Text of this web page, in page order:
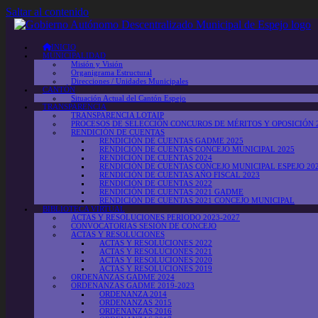
Saltar al contenido
INICIO
MUNICIPALIDAD
Misión y Visión
Organigrama Estructural
Direcciones / Unidades Municipales
CANTÓN
Situación Actual del Cantón Espejo
TRANSPARENCIA
TRANSPARENCIA LOTAIP
PROCESOS DE SELECCIÓN CONCUROS DE MÉRITOS Y OPOSICIÓN
RENDICIÓN DE CUENTAS
RENDICIÓN DE CUENTAS GADME 2025
RENDICIÓN DE CUENTAS CONCEJO MUNICIPAL 2025
RENDICIÓN DE CUENTAS 2024
RENDICIÓN DE CUENTAS CONCEJO MUNICIPAL ESPEJO
RENDICIÓN DE CUENTAS AÑO FISCAL 2023
RENDICIÓN DE CUENTAS 2022
RENDICIÓN DE CUENTAS 2021 GADME
RENDICIÓN DE CUENTAS 2021 CONCEJO MUNICIPAL
BIBLIOTECA VIRTUAL
ACTAS Y RESOLUCIONES PERIODO 2023-2027
CONVOCATORIAS SESIÓN DE CONCEJO
ACTAS Y RESOLUCIONES
ACTAS Y RESOLUCIONES 2022
ACTAS Y RESOLUCIONES 2021
ACTAS Y RESOLUCIONES 2020
ACTAS Y RESOLUCIONES 2019
ORDENANZAS GADME 2024
ORDENANZAS GADME 2019-2023
ORDENANZA 2014
ORDENANZAS 2015
ORDENANZAS 2016